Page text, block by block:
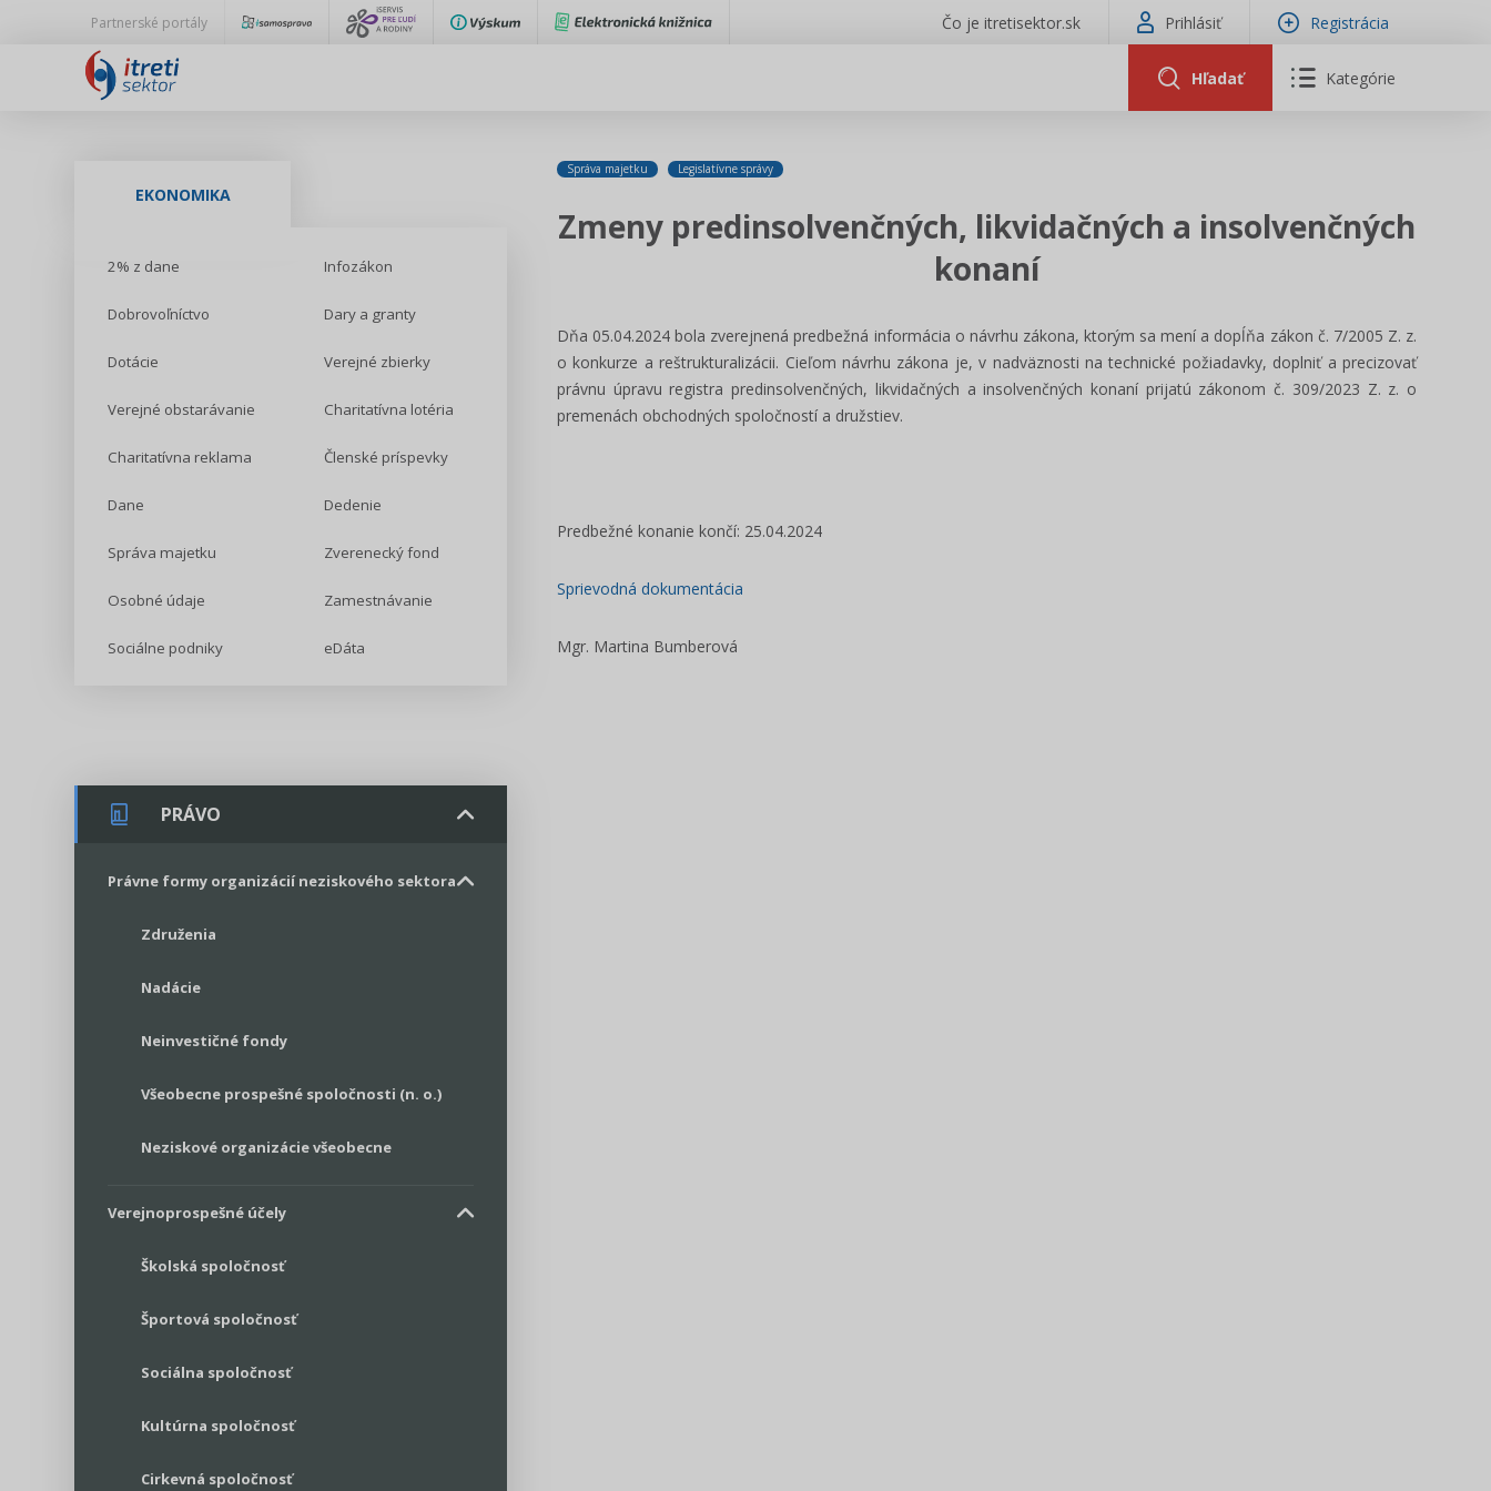
Partnerské portály Čo je itretisektor.sk Prihlásiť Registrácia
Hľadať Kategórie
EKONOMIKA
2% z dane Infozákon
Dobrovoľníctvo Dary a granty
Dotácie Verejné zbierky
Verejné obstarávanie Charitatívna lotéria
Charitatívna reklama Členské príspevky
Dane Dedenie
Správa majetku Zverenecký fond
Osobné údaje Zamestnávanie
Sociálne podniky eDáta
PRÁVO
Právne formy organizácií neziskového sektora
Združenia
Nadácie
Neinvestičné fondy
Všeobecne prospešné spoločnosti (n. o.)
Neziskové organizácie všeobecne
Verejnoprospešné účely
Školská spoločnosť
Športová spoločnosť
Sociálna spoločnosť
Kultúrna spoločnosť
Cirkevná spoločnosť
Správa majetku Legislatívne správy
Zmeny predinsolvenčných, likvidačných a insolvenčných
konaní
Dňa 05.04.2024 bola zverejnená predbežná informácia o návrhu zákona, ktorým sa mení a dopĺňa zákon č. 7/2005 Z. z.
o konkurze a reštrukturalizácii. Cieľom návrhu zákona je, v nadväznosti na technické požiadavky, doplniť a precizovať
právnu úpravu registra predinsolvenčných, likvidačných a insolvenčných konaní prijatú zákonom č. 309/2023 Z. z. o
premenách obchodných spoločností a družstiev.
Predbežné konanie končí: 25.04.2024
Sprievodná dokumentácia
Mgr. Martina Bumberová